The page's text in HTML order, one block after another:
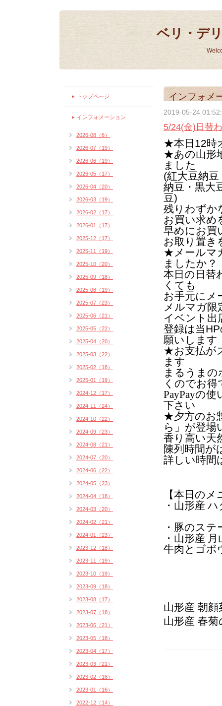
ベリ・デ
インフォメ
2019-05-24
5/24(金)日替
★本日12時
★あの山形
ました
(紅大豆納
納豆・黒大
豆)
残りわずか
お買い求め
早めにお買
お取り置き
★メールマ
ましたか？
本日の日替
くても
お手元にメ
メルマガ限
イベント出
登録は当
願いします
★お支払が
ます
まるうま
くのでお得
PayPayの
下さい
★夕方のお
ら」が登場
香り高い天
陳列時間が
詳しい時間
【本日のメ
・山形産
・豚のス
・山形産
牛肉とゴボ
山形産 朝
山形産 春
トップページ
インフォメーション
2026-08（6）
2026-07（19）
2026-06（19）
2026-05（17）
2026-04（20）
2026-03（19）
2026-02（17）
2026-01（17）
2025-12（17）
2025-11（19）
2025-10（20）
2025-09（18）
2025-08（19）
2025-07（23）
2025-06（21）
2025-05（22）
2025-04（20）
2025-03（22）
2025-02（18）
2025-01（19）
2024-12（17）
2024-11（24）
2024-10（22）
2024-09（23）
2024-08（21）
2024-07（20）
2024-06（22）
2024-05（23）
2024-04（18）
2024-03（20）
2024-02（21）
2024-01（23）
2023-12（18）
2023-11（19）
2023-10（19）
2023-09（18）
2023-08（17）
2023-07（18）
2023-06（21）
2023-05（18）
2023-04（17）
2023-03（21）
2023-02（16）
2023-01（16）
2022-12（14）